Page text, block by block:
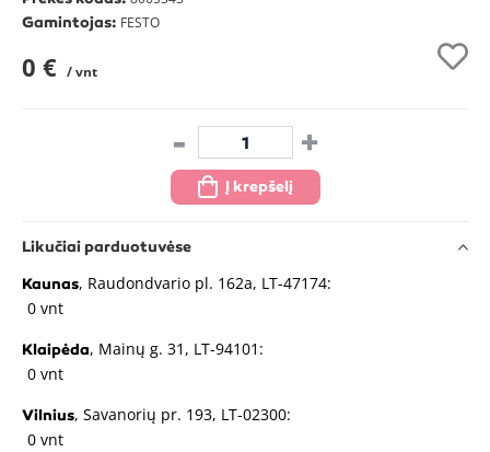
Gamintojas: FESTO
0 € / vnt
- +
Į krepšelį
Likučiai parduotuvėse
Kaunas, Raudondvario pl. 162a, LT-47174:
0 vnt
Klaipėda, Mainų g. 31, LT-94101:
0 vnt
Vilnius, Savanorių pr. 193, LT-02300:
0 vnt